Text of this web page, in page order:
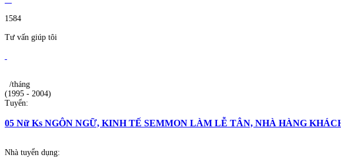
1584
Tư vấn giúp tôi
/tháng
(1995 - 2004)
Tuyển:
05 Nữ Ks NGÔN NGỮ, KINH TẾ SEMMON LÀM LỄ TÂN, NHÀ HÀNG
Nhà tuyển dụng: